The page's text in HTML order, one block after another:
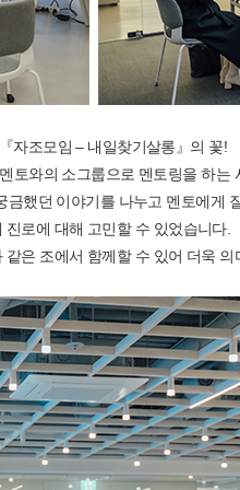
자조모임 – 내일찾기살롱』의 꽃!
토와의 소그룹으로 멘토링을 하는
금했던 이야기를 나누고 멘토에게
진로에 대해 고민할 수 있었습니다.
은 조에서 함께할 수 있어 더욱 의